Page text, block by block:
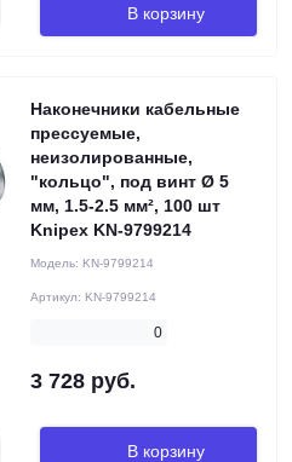
В корзину
Наконечники кабельные
прессуемые,
неизолированные,
"кольцо", под винт Ø 5
мм, 1.5-2.5 мм², 100 шт
Knipex KN-9799214
Модель: KN-9799214
Артикул: KN-9799214
0
3 728 руб.
В корзину